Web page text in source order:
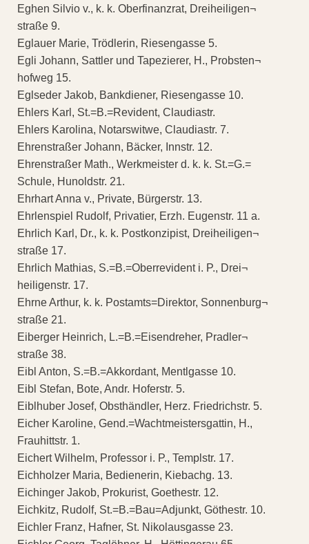
Eghen Silvio v., k. k. Oberfinanzrat, Dreiheiligen¬
straße 9.
Eglauer Marie, Trödlerin, Riesengasse 5.
Egli Johann, Sattler und Tapezierer, H., Probsten¬
hofweg 15.
Eglseder Jakob, Bankdiener, Riesengasse 10.
Ehlers Karl, St.=B.=Revident, Claudiastr.
Ehlers Karolina, Notarswitwe, Claudiastr. 7.
Ehrenstraßer Johann, Bäcker, Innstr. 12.
Ehrenstraßer Math., Werkmeister d. k. k. St.=G.=
Schule, Hunoldstr. 21.
Ehrhart Anna v., Private, Bürgerstr. 13.
Ehrlenspiel Rudolf, Privatier, Erzh. Eugenstr. 11 a.
Ehrlich Karl, Dr., k. k. Postkonzipist, Dreiheiligen¬
straße 17.
Ehrlich Mathias, S.=B.=Oberrevident i. P., Drei¬
heiligenstr. 17.
Ehrne Arthur, k. k. Postamts=Direktor, Sonnenburg¬
straße 21.
Eiberger Heinrich, L.=B.=Eisendreher, Pradler¬
straße 38.
Eibl Anton, S.=B.=Akkordant, Mentlgasse 10.
Eibl Stefan, Bote, Andr. Hoferstr. 5.
Eiblhuber Josef, Obsthändler, Herz. Friedrichstr. 5.
Eicher Karoline, Gend.=Wachtmeistersgattin, H.,
Frauhittstr. 1.
Eichert Wilhelm, Professor i. P., Templstr. 17.
Eichholzer Maria, Bedienerin, Kiebachg. 13.
Eichinger Jakob, Prokurist, Goethestr. 12.
Eichkitz, Rudolf, St.=B.=Bau=Adjunkt, Göthestr. 10.
Eichler Franz, Hafner, St. Nikolausgasse 23.